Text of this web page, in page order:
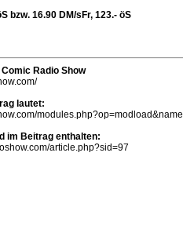
bzw. 16.90 DM/sFr, 123.- öS
Radio Show
lautet:
im Beitrag enthalten:
article.php?sid=97